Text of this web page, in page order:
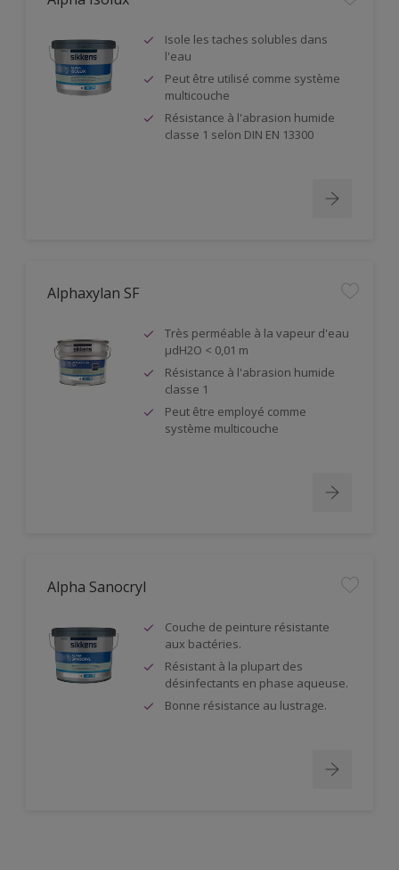
Isole les taches solubles dans
l'eau
Peut être utilisé comme système
multicouche
Résistance à l'abrasion humide
classe 1 selon DIN EN 13300
Alphaxylan SF
Très perméable à la vapeur d'eau
µdH2O < 0,01 m
Résistance à l'abrasion humide
classe 1
Peut être employé comme
système multicouche
Alpha Sanocryl
Couche de peinture résistante
aux bactéries.
Résistant à la plupart des
désinfectants en phase aqueuse.
Bonne résistance au lustrage.